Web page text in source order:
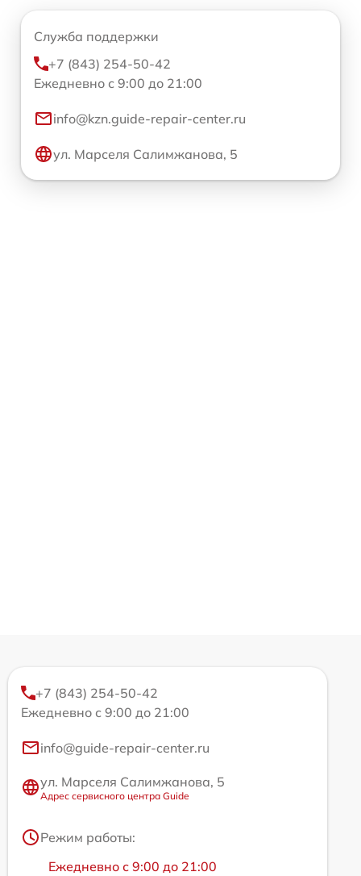
Служба поддержки
+7 (843) 254-50-42
Ежедневно с 9:00 до 21:00
info@kzn.guide-repair-center.ru
ул. Марселя Салимжанова, 5
+7 (843) 254-50-42
Ежедневно с 9:00 до 21:00
info@guide-repair-center.ru
ул. Марселя Салимжанова, 5
Адрес сервисного центра Guide
Режим работы:
Ежедневно с 9:00 до 21:00